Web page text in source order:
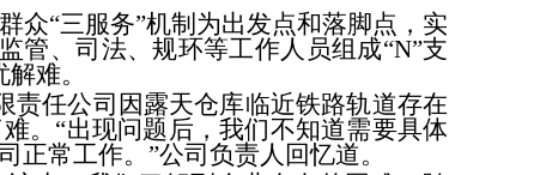
众“三服务”机制为出发点和落脚点，实
管、司法、规环等工作人员组成“N”支
难。
责任公司因露天仓库临近铁路轨道存在
。“出现问题后，我们不知道需要具体
常工作。”公司负责人回忆道。